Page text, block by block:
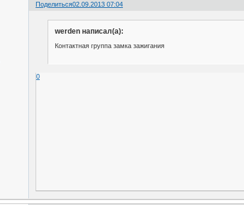
Поделиться02.09.2013 07:04
werden написал(а):
Контактная группа замка зажигания
0